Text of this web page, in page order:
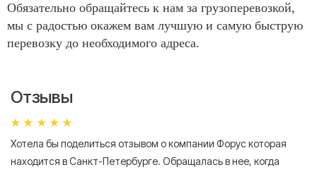
Обязательно обращайтесь к нам за грузоперевозкой,
мы с радостью окажем вам лучшую и самую быструю
перевозку до необходимого адреса.
Отзывы
Хотела бы поделиться отзывом о компании Форус которая
находится в Санкт-Петербурге. Обращалась в нее, когда